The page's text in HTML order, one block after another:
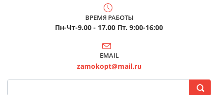
ВРЕМЯ РАБОТЫ
Пн-Чт-9.00 - 17.00 Пт. 9:00-16:00
EMAIL
zamokopt@mail.ru